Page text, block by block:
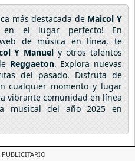
más destacada de Maicol Y
en el lugar perfecto! En
de música en línea, te
Y Manuel y otros talentos
Reggaeton. Explora nuevas
del pasado. Disfruta de
cualquier momento y lugar
vibrante comunidad en línea
musical del año 2025 en